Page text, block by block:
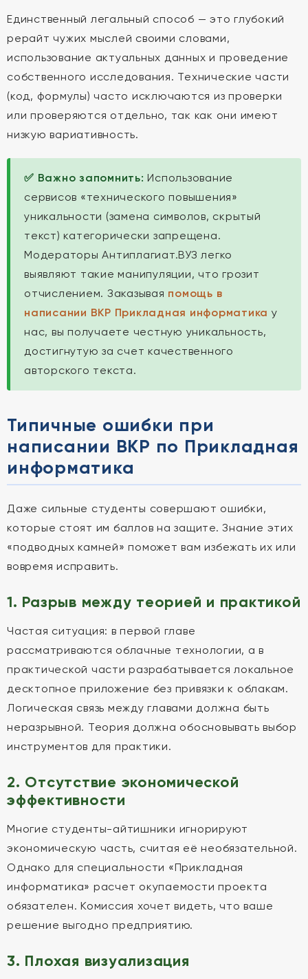
Единственный легальный способ — это глубокий
рерайт чужих мыслей своими словами,
использование актуальных данных и проведение
собственного исследования. Технические части
(код, формулы) часто исключаются из проверки
или проверяются отдельно, так как они имеют
низкую вариативность.
✅ Важно запомнить: Использование
сервисов «технического повышения»
уникальности (замена символов, скрытый
текст) категорически запрещена.
Модераторы Антиплагиат.ВУЗ легко
выявляют такие манипуляции, что грозит
отчислением. Заказывая помощь в
написании ВКР Прикладная информатика у
нас, вы получаете честную уникальность,
достигнутую за счет качественного
авторского текста.
Типичные ошибки при
написании ВКР по Прикладная
информатика
Даже сильные студенты совершают ошибки,
которые стоят им баллов на защите. Знание этих
«подводных камней» поможет вам избежать их или
вовремя исправить.
1. Разрыв между теорией и практикой
Частая ситуация: в первой главе
рассматриваются облачные технологии, а в
практической части разрабатывается локальное
десктопное приложение без привязки к облакам.
Логическая связь между главами должна быть
неразрывной. Теория должна обосновывать выбор
инструментов для практики.
2. Отсутствие экономической
эффективности
Многие студенты-айтишники игнорируют
экономическую часть, считая её необязательной.
Однако для специальности «Прикладная
информатика» расчет окупаемости проекта
обязателен. Комиссия хочет видеть, что ваше
решение выгодно предприятию.
3. Плохая визуализация